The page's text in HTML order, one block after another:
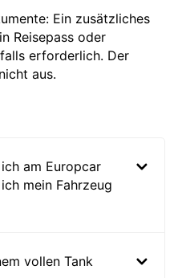
Ein zusätzliches
Reisepass oder
erforderlich. Der
aus.
am Europcar
mein Fahrzeug
vollen Tank